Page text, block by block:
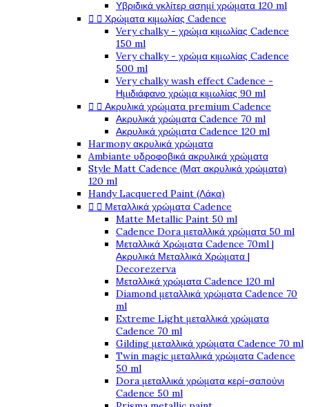
Υβριδικά γκλίτερ ασημί χρώματα 120 ml
  Χρώματα κιμωλίας Cadence
Very chalky - χρώμα κιμωλίας Cadence
150 ml
Very chalky - χρώμα κιμωλίας Cadence
500 ml
Very chalky wash effect Cadence -
Ημιδιάφανο χρώμα κιμωλίας 90 ml
  Ακρυλικά χρώματα premium Cadence
Ακρυλικά χρώματα Cadence 70 ml
Ακρυλικά χρώματα Cadence 120 ml
Harmony ακρυλικά χρώματα
Ambiante υδροφοβικά ακρυλικά χρώματα
Style Matt Cadence (Ματ ακρυλικά χρώματα)
120 ml
Handy Lacquered Paint (Λάκα)
  Μεταλλικά χρώματα Cadence
Matte Metallic Paint 50 ml
Cadence Dora μεταλλικά χρώματα 50 ml
Μεταλλικά Χρώματα Cadence 70ml |
Ακρυλικά Μεταλλικά Χρώματα |
Decorezerva
Μεταλλικά χρώματα Cadence 120 ml
Diamond μεταλλικά χρώματα Cadence 70
ml
Extreme Light μεταλλικά χρώματα
Cadence 70 ml
Gilding μεταλλικά χρώματα Cadence 70 ml
Twin magic μεταλλικά χρώματα Cadence
50 ml
Dora μεταλλικά χρώματα κερί-σαπούνι
Cadence 50 ml